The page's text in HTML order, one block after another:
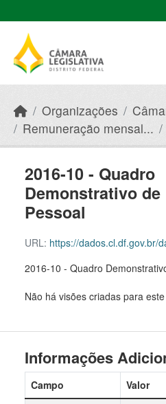
Organizações
Remuneração mensal...
2016-10 - Quadro
Demonstrativo de
Pessoal
URL: https://dados.cl.df.gov.br/dataset/f046427e-51b2-49e8-afe5-945e82b55ce9/resource/
2016-10 - Quadro
Não há visões criadas para
Informações
Campo
Valor